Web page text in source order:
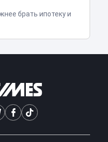
брать ипотеку и